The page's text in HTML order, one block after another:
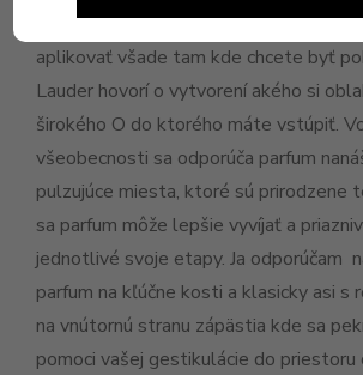
aplikovať na šatový lem. Coco Chanel
aplikovať všade tam kde chcete byť
Lauder hovorí o vytvorení akého si
širokého O do ktorého máte vstúpiť.
všeobecnosti sa odporúča parfum
pulzujúce miesta, ktoré sú prirodzene
sa parfum môže lepšie vyvíjať a
jednotlivé svoje etapy. Ja odporúčam
parfum na kľúčne kosti a klasicky asi s
na vnútornú stranu zápästia kde sa
pomoci vašej gestikulácie do priestoru